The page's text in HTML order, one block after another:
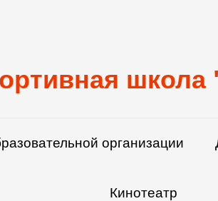
школа
организации
Кинотеатр